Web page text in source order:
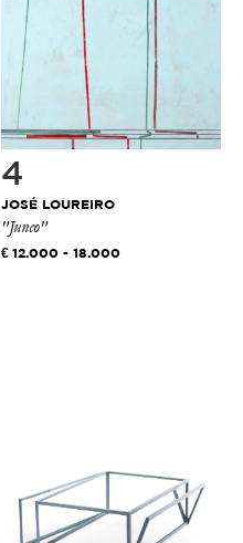
4
JOSÉ LOUREIRO
"Junco"
12.000 - 18.000